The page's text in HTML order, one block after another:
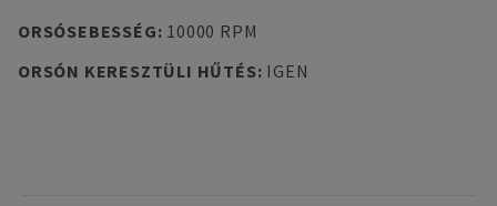
ORSÓSEBESSÉG: 10000 RPM
ORSÓN KERESZTÜLI HŰTÉS: IGEN